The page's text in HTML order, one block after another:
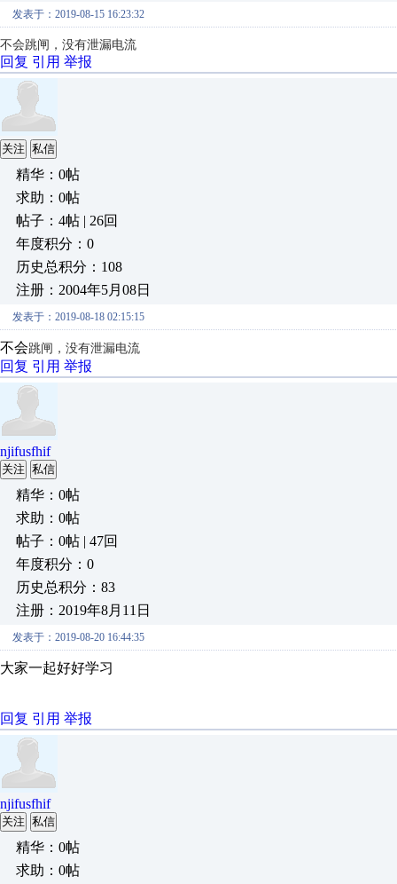
发表于：2019-08-15 16:23:32
不会跳闸，没有泄漏电流
回复 引用 举报
关注 私信
精华：0帖
求助：0帖
帖子：4帖 | 26回
年度积分：0
历史总积分：108
注册：2004年5月08日
发表于：2019-08-18 02:15:15
不会跳闸，没有泄漏电流
回复 引用 举报
njifusfhif
关注 私信
精华：0帖
求助：0帖
帖子：0帖 | 47回
年度积分：0
历史总积分：83
注册：2019年8月11日
发表于：2019-08-20 16:44:35
大家一起好好学习
回复 引用 举报
njifusfhif
关注 私信
精华：0帖
求助：0帖